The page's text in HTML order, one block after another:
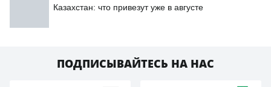
Казахстан: что привезут уже в августе
ПОДПИСЫВАЙТЕСЬ НА НАС